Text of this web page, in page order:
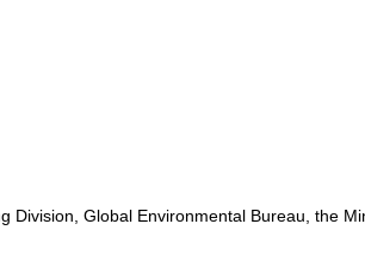
Global Environmental Bureau, the